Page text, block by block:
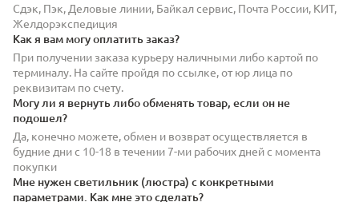
Сдэк, Пэк, Деловые линии, Байкал сервис, Почта России, КИТ,
Желдорэкспедиция
Как я вам могу оплатить заказ?
При получении заказа курьеру наличными либо картой по
терминалу. На сайте пройдя по ссылке, от юр лица по
реквизитам по счету.
Могу ли я вернуть либо обменять товар, если он не
подошел?
Да, конечно можете, обмен и возврат осуществляется в
будние дни с 10-18 в течении 7-ми рабочих дней с момента
покупки
Мне нужен светильник (люстра) с конкретными
параметрами. Как мне это сделать?